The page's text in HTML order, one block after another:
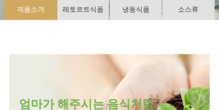
제품소개 레토르트식품 냉동식품 소스류
엄마가 해주시는 음식처럼